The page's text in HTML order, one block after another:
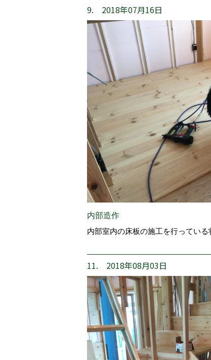
9. 2018年07月16日
内部造作
内部室内の床板の施工を行っている
11. 2018年08月03日